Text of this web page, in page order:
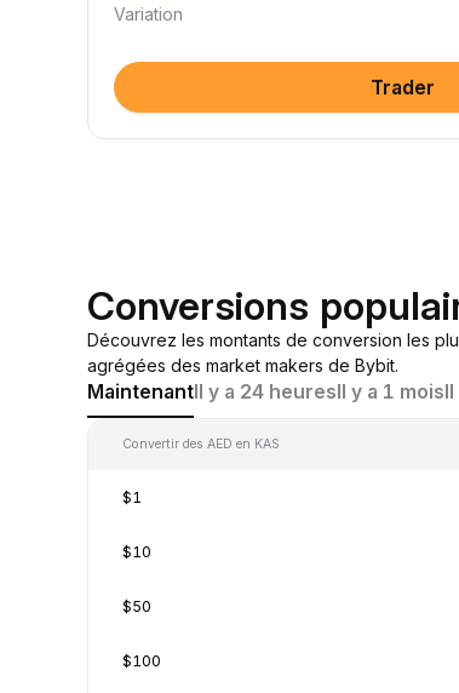
Variation
Trader
Conversions
Découvrez les montants de conversion les
agrégées des market makers de Bybit.
MaintenantIl y a 24 heuresIl y a 1 moisIl
Convertir des AED en KAS
$1
$10
$50
$100